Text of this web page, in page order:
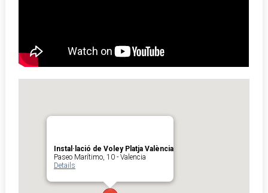
Instal·lació de Voley Platja València
Paseo Marítimo, 10 - Valencia
Details